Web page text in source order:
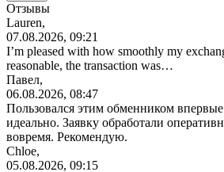
Отзывы
Lauren,
07.08.2026, 09:21
I’m pleased with how smoothly my
reasonable, the transaction was…
Павел,
06.08.2026, 08:47
Пользовался этим обменником
идеально. Заявку обработали
вовремя. Рекомендую.
Chloe,
05.08.2026, 09:15